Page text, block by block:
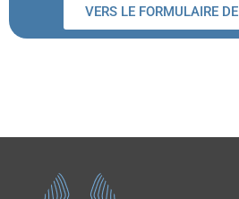
VERS LE FORMULAIRE